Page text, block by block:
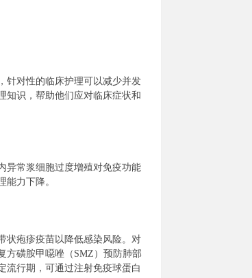
针对性的临床护理可以减少并发
知识，帮助他们应对临床症状和
异常浆细胞过度增殖对免疫功能
力下降。
状疱疹疫苗以降低感染风险。对
方磺胺甲噁唑（SMZ）预防肺部
流行期，可通过注射免疫球蛋白